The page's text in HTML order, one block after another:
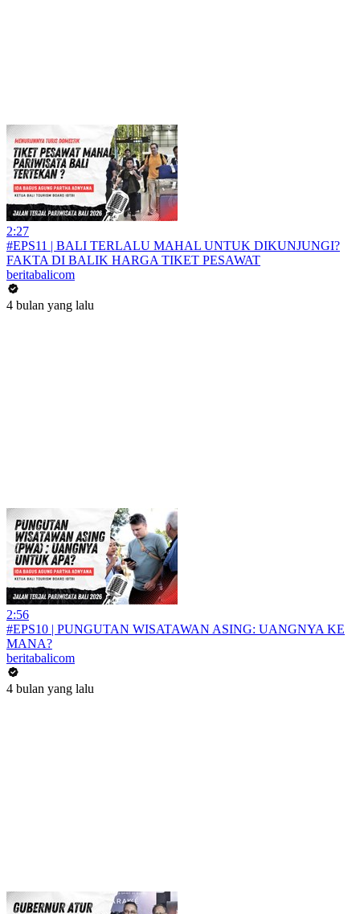
2:27
#EPS11 | BALI TERLALU MAHAL UNTUK DIKUNJUNGI?
FAKTA DI BALIK HARGA TIKET PESAWAT
beritabalicom
4 bulan yang lalu
2:56
#EPS10 | PUNGUTAN WISATAWAN ASING: UANGNYA KE
MANA?
beritabalicom
4 bulan yang lalu